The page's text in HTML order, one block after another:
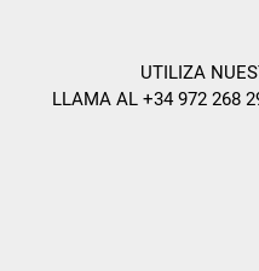
UTILIZA
LLAMA AL +34 972 268